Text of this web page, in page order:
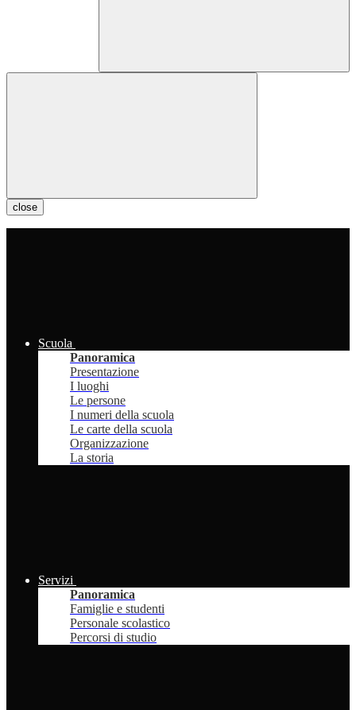
close
Scuola
Panoramica
Presentazione
I luoghi
Le persone
I numeri della scuola
Le carte della scuola
Organizzazione
La storia
Servizi
Panoramica
Famiglie e studenti
Personale scolastico
Percorsi di studio